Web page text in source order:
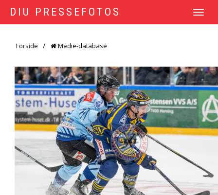
DIU PRESSEFOTOS
TOGGLE
Forside Medie-database